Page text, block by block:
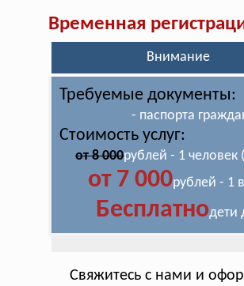
Временная
Внимание
Требуемые документы:
- паспорта
Стоимость услуг:
от 8 000рублей - 1 человек
от 7 000рублей - 1
Бесплатнодети
Свяжитесь с нами и